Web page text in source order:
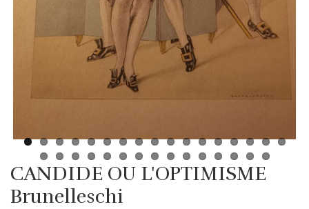
CANDIDE OU L'OPTIMISME
Brunelleschi